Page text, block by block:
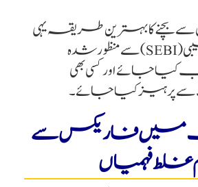
سے بچنے کا بہترین طریقہ یہی
ہے کہ صرف سیبی (SEBI) سے منظور شدہ
کیا جائے اور کسی بھی
کیا جائے۔
میں فاریکس سے
فہمیاں